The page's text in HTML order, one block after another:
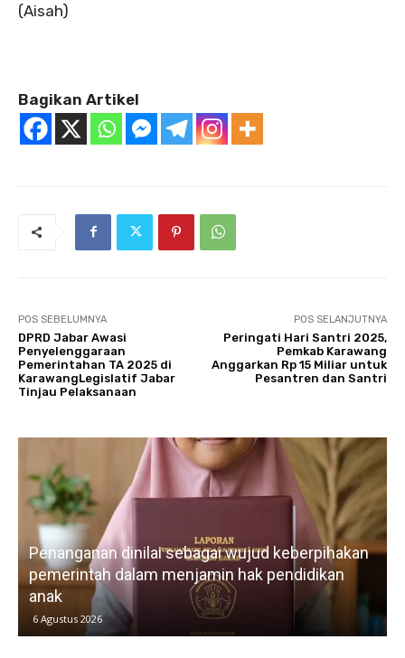
(Aisah)
Bagikan Artikel
POS SEBELUMNYA
DPRD Jabar Awasi
Penyelenggaraan
Pemerintahan TA 2025 di
KarawangLegislatif Jabar
Tinjau Pelaksanaan
POS SELANJUTNYA
Peringati Hari Santri 2025,
Pemkab Karawang
Anggarkan Rp 15 Miliar untuk
Pesantren dan Santri
Penanganan dinilai sebagai wujud keberpihakan
pemerintah dalam menjamin hak pendidikan
anak
6 Agustus 2026